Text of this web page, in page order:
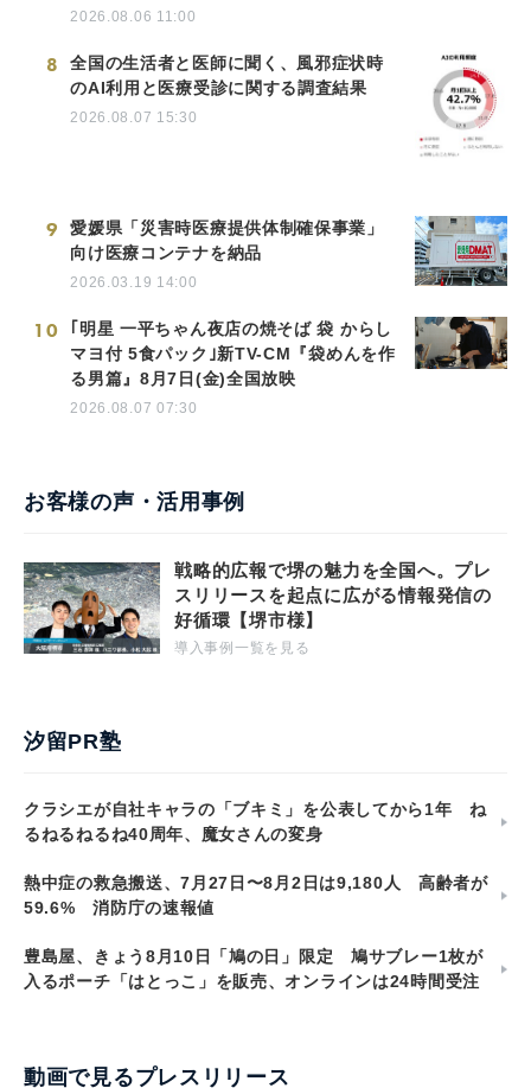
2026.08.06 11:00
8
全国の生活者と医師に聞く、風邪症状時
のAI利用と医療受診に関する調査結果
2026.08.07 15:30
9
愛媛県「災害時医療提供体制確保事業」
向け医療コンテナを納品
2026.03.19 14:00
10
｢明星 一平ちゃん夜店の焼そば 袋 からし
マヨ付 5食パック｣新TV-CM『袋めんを作
る男篇』8月7日(金)全国放映
2026.08.07 07:30
お客様の声・活用事例
戦略的広報で堺の魅力を全国へ。プレ
スリリースを起点に広がる情報発信の
好循環【堺市様】
導入事例一覧を見る
汐留PR塾
クラシエが自社キャラの「ブキミ」を公表してから1年 ね
るねるねるね40周年、魔女さんの変身
熱中症の救急搬送、7月27日〜8月2日は9,180人 高齢者が
59.6% 消防庁の速報値
豊島屋、きょう8月10日「鳩の日」限定 鳩サブレー1枚が
入るポーチ「はとっこ」を販売、オンラインは24時間受注
動画で見るプレスリリース